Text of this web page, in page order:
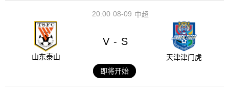
08-09
20:00 中超
山东泰山
V - S
天津津门虎
即将开始